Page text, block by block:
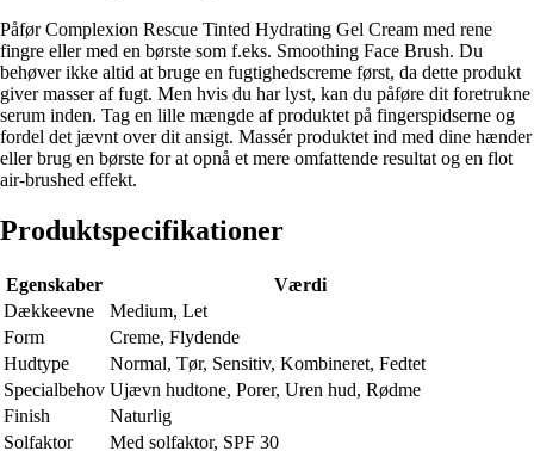
Påfør Complexion Rescue Tinted Hydrating Gel Cream med rene
fingre eller med en børste som f.eks. Smoothing Face Brush. Du
behøver ikke altid at bruge en fugtighedscreme først, da dette produkt
giver masser af fugt. Men hvis du har lyst, kan du påføre dit foretrukne
serum inden. Tag en lille mængde af produktet på fingerspidserne og
fordel det jævnt over dit ansigt. Massér produktet ind med dine hænder
eller brug en børste for at opnå et mere omfattende resultat og en flot
air-brushed effekt.
Produktspecifikationer
Egenskaber
Værdi
Dækkeevne
Medium, Let
Form
Creme, Flydende
Hudtype
Normal, Tør, Sensitiv, Kombineret, Fedtet
Specialbehov Ujævn hudtone, Porer, Uren hud, Rødme
Finish
Naturlig
Solfaktor
Med solfaktor, SPF 30